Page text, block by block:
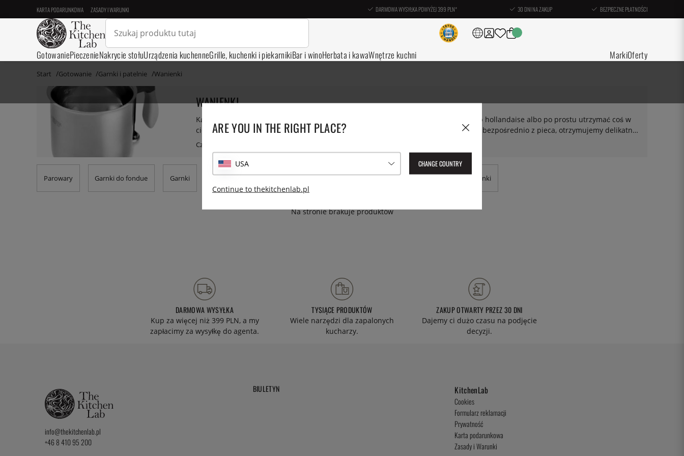
KARTA PODARUNKOWA ZASADY I WARUNKI DARMOWA WYSYŁKA POWYŻEJ 399 PLN* 30 DNI NA ZAKUP BEZPIECZNE PŁATNOŚCI
GotowaniePieczenieNakrycie stołuUrządzenia kuchenneGrille, kuchenki i piekarnikiBar i winoHerbata i kawaWnętrze kuchni MarkiOferty
Start Gotowanie Garnki i patelnie Wanienki
WANIENKI
Kąpiele wodne są na wagę złota, gdy trzeba roztopić czekoladę, zrobić béarnaise lub hollandaise albo po prostu utrzymać coś w
cieple, bez zagotowania. Wykorzystując fakt, że ciepło pochodzi z pary wodnej, a nie bezpośrednio z pieca, otrzymujemy delikatne,
ale skuteczne ciepło. Można też użyć misek z okrągłym dnem, co ułatwia przenoszenie. Tutaj znajdziesz wanienki w różnych
wzorach, które upraszczają gotowanie.
Parowary Garnki do fondue Garnki Patelnie Garnki Tagine Akcesoria i pokrywy Wanienki
Na stronie brakuje produktów
DARMOWA WYSYŁKA
Kup za więcej niż 399 PLN, a my
zapłacimy za wysyłkę do agenta.
TYSIĄCE PRODUKTÓW
Wiele narzędzi dla zapalonych
kucharzy.
ZAKUP OTWARTY PRZEZ 30 DNI
Dajemy ci dużo czasu na podjęcie
decyzji.
info@thekitchenlab.pl
+46 8 410 95 200
BIULETYN KitchenLab
Cookies
Formularz reklamacji
Prywatność
Karta podarunkowa
Zasady i Warunki
ARE YOU IN THE RIGHT PLACE?
USA CHANGE COUNTRY
Continue to thekitchenlab.pl